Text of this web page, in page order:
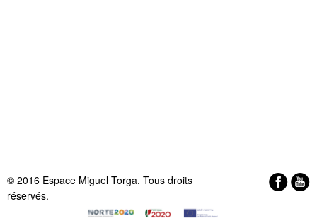
© 2016 Espace Miguel Torga. Tous droits
réservés.